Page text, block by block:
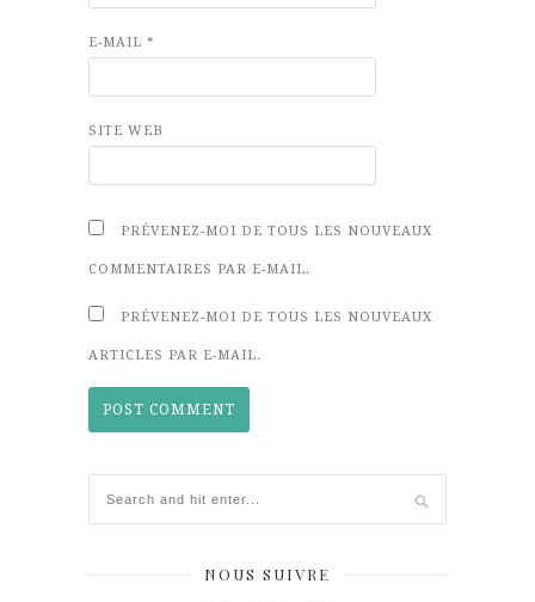
E-MAIL *
SITE WEB
PRÉVENEZ-MOI DE TOUS LES NOUVEAUX
COMMENTAIRES PAR E-MAIL.
PRÉVENEZ-MOI DE TOUS LES NOUVEAUX
ARTICLES PAR E-MAIL.
NOUS SUIVRE